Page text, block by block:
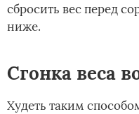
сбросить вес перед
ниже.
Сгонка веса
Худеть таким